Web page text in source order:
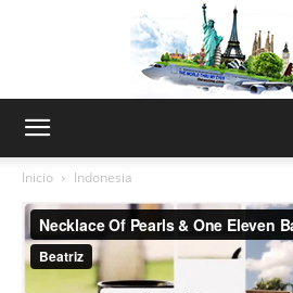
World
Inicio Indonesia